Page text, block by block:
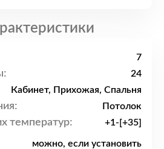
7
24
Кабинет, Прихожая, Спальня
Потолок
температур: +1-[+35]
можно, если установить